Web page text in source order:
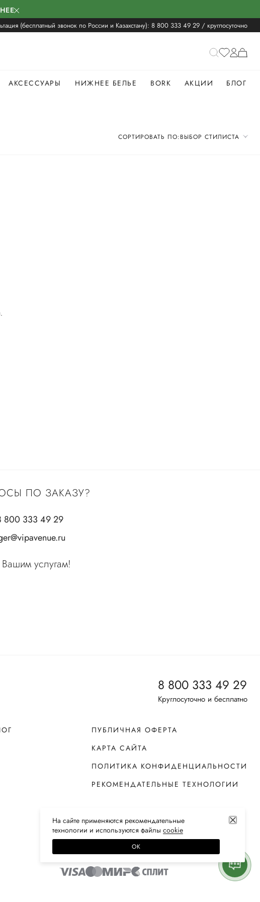
(бесплатный звонок по России и Казахстану): 8 800 333 49 29 / круглосуточно
АКСЕССУАРЫ НИЖНЕЕ БЕЛЬЕ BORK АКЦИИ БЛОГ
СОРТИРОВАТЬ ПО:ВЫБОР СТИЛИСТА
ПО ЗАКАЗУ?
800 333 49 29
услугам!
8 800 333 49 29
Круглосуточно и бесплатно
ПУБЛИЧНАЯ ОФЕРТА
КАРТА САЙТА
ПОЛИТИКА КОНФИДЕНЦИАЛЬНОСТИ
РЕКОМЕНДАТЕЛЬНЫЕ ТЕХНОЛОГИИ
На сайте применяются рекомендательные
технологии и используются файлы сооkiе
ОК